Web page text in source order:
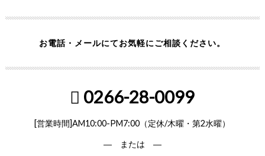
お電話・メールにてお気軽にご相談ください。
0266-28-0099
[営業時間]AM10:00-PM7:00（定休/木曜・第2水曜）
― または ―